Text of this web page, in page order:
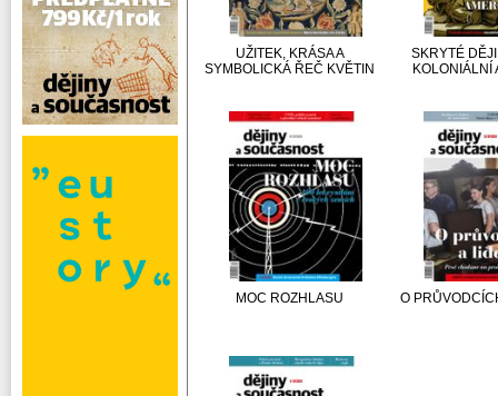
UŽITEK, KRÁSA A
SYMBOLICKÁ ŘEČ KVĚTIN
SKRYTÉ
KOLONIÁLNÍ
MOC ROZHLASU O